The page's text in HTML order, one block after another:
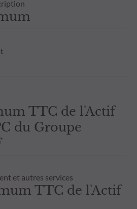
TTC de l'Actif
du Groupe
et autres services
TTC de l'Actif